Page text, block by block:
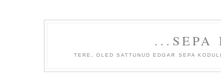
...SEPA
TERE, OLED SATTUNUD EDGAR SEPA